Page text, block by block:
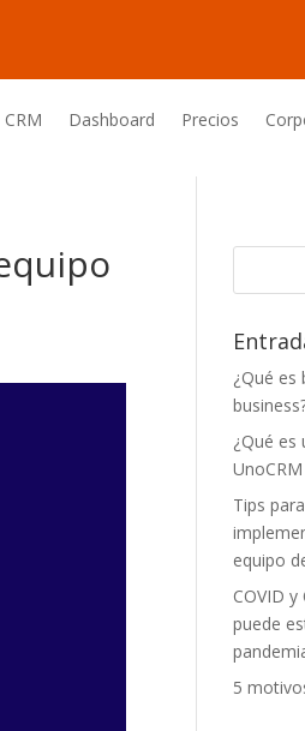
Dashboard Precios
¿Qué es
¿Qué es
UnoCRM
Tips
equipo
COVID y
puede
5